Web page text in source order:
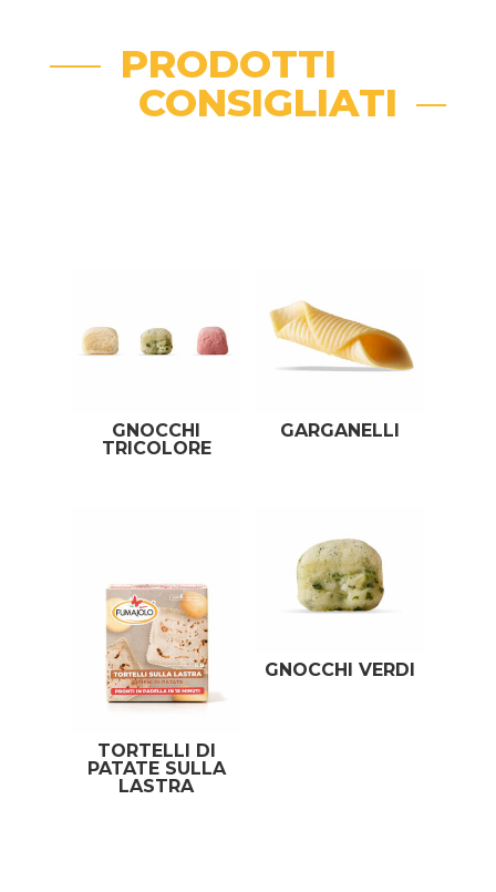
PRODOTTI
CONSIGLIATI
GNOCCHI
TRICOLORE
GARGANELLI
TORTELLI DI
PATATE SULLA
LASTRA
GNOCCHI VERDI